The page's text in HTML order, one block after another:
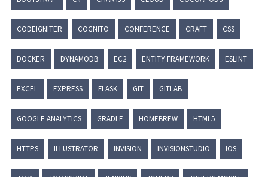
CODEIGNITER COGNITO CONFERENCE CRAFT CSS
DOCKER DYNAMODB EC2 ENTITY FRAMEWORK ESLINT
EXCEL EXPRESS FLASK GIT GITLAB
GOOGLE ANALYTICS GRADLE HOMEBREW HTML5
HTTPS ILLUSTRATOR INVISION INVISIONSTUDIO IOS